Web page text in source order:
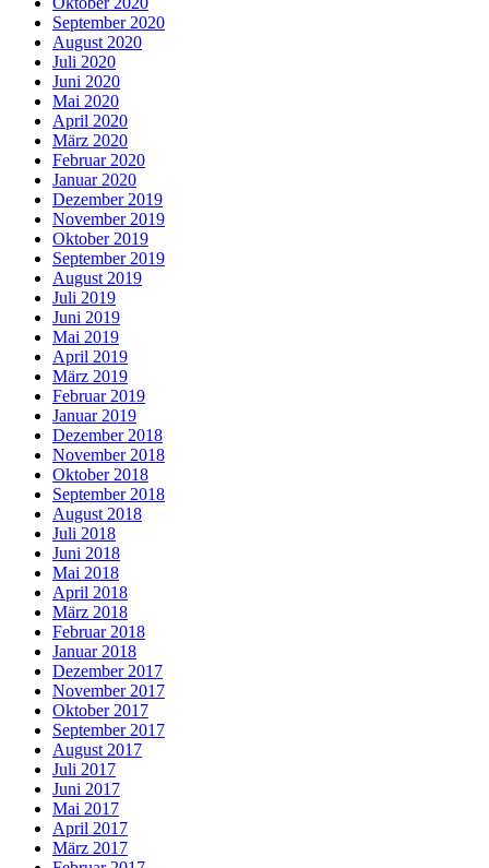
September 2020
August 2020
Juli 2020
Juni 2020
Mai 2020
April 2020
März 2020
Februar 2020
Januar 2020
Dezember 2019
November 2019
Oktober 2019
September 2019
August 2019
Juli 2019
Juni 2019
Mai 2019
April 2019
März 2019
Februar 2019
Januar 2019
Dezember 2018
November 2018
Oktober 2018
September 2018
August 2018
Juli 2018
Juni 2018
Mai 2018
April 2018
März 2018
Februar 2018
Januar 2018
Dezember 2017
November 2017
Oktober 2017
September 2017
August 2017
Juli 2017
Juni 2017
Mai 2017
April 2017
März 2017